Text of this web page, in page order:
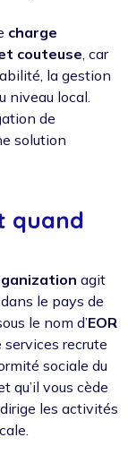
charge
couteuse, car
la gestion
niveau local.
de
solution
quand
agit
le pays de
le nom d’EOR
services recrute
sociale du
qu’il vous cède
les activités